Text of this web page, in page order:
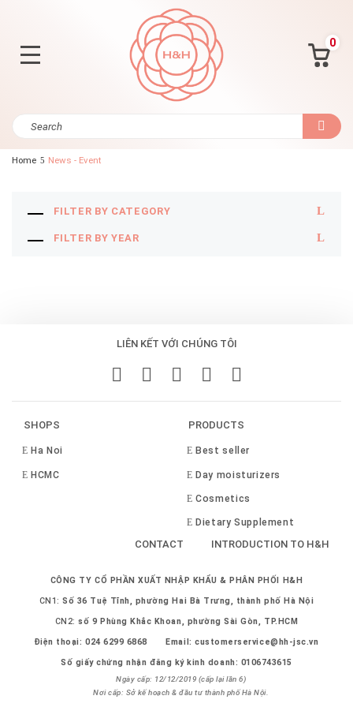
0
Home News - Event
FILTER BY CATEGORY
FILTER BY YEAR
LIÊN KẾT VỚI CHÚNG TÔI
SHOPS
Ha Noi
HCMC
PRODUCTS
Best seller
Day moisturizers
Cosmetics
Dietary Supplement
CONTACT INTRODUCTION TO H&H
CÔNG TY CỔ PHẦN XUẤT NHẬP KHẨU & PHÂN PHỐI H&H
CN1:Số 36 Tuệ Tĩnh, phường Hai Bà Trưng, thành phố Hà Nội
CN2:số 9 Phùng Khắc Khoan, phường Sài Gòn, TP.HCM
Điện thoại:024 6299 6868 Email:customerservice@hh-jsc.vn
Số giấy chứng nhận đăng ký kinh doanh: 0106743615
Ngày cấp: 12/12/2019 (cấp lại lần 6)
Nơi cấp: Sở kế hoạch & đầu tư thành phố Hà Nội.